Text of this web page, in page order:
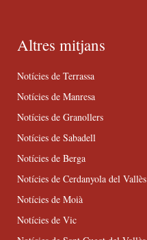
Altres mitjans
Notícies de Terrassa
Notícies de Manresa
Notícies de Granollers
Notícies de Sabadell
Notícies de Berga
Notícies de Cerdanyola del Vallès
Notícies de Moià
Notícies de Vic